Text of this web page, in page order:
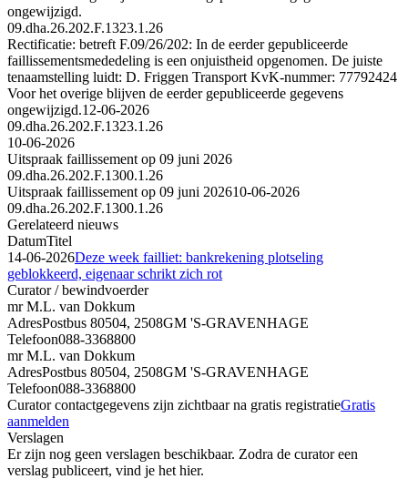
ongewijzigd.
09.dha.26.202.F.1323.1.26
Rectificatie: betreft F.09/26/202: In de eerder gepubliceerde
faillissementsmededeling is een onjuistheid opgenomen. De juiste
tenaamstelling luidt: D. Friggen Transport KvK-nummer: 77792424
Voor het overige blijven de eerder gepubliceerde gegevens
ongewijzigd.12-06-2026
09.dha.26.202.F.1323.1.26
10-06-2026
Uitspraak faillissement op 09 juni 2026
09.dha.26.202.F.1300.1.26
Uitspraak faillissement op 09 juni 202610-06-2026
09.dha.26.202.F.1300.1.26
Gerelateerd nieuws
DatumTitel
14-06-2026Deze week failliet: bankrekening plotseling
geblokkeerd, eigenaar schrikt zich rot
Curator / bewindvoerder
mr M.L. van Dokkum
AdresPostbus 80504, 2508GM 'S-GRAVENHAGE
Telefoon088-3368800
mr M.L. van Dokkum
AdresPostbus 80504, 2508GM 'S-GRAVENHAGE
Telefoon088-3368800
Curator contactgegevens zijn zichtbaar na gratis registratieGratis
aanmelden
Verslagen
Er zijn nog geen verslagen beschikbaar. Zodra de curator een
verslag publiceert, vind je het hier.